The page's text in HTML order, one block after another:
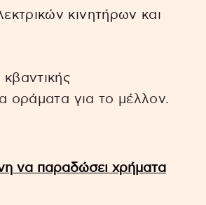
κινητήρων και
οράματα για το μέλλον.
να παραδώσει χρήματα